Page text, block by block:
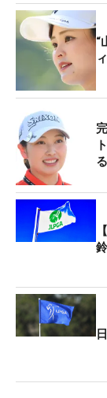
昨年覇者の神
イで後半戦を
今大会の賞金
万円が贈られ
“